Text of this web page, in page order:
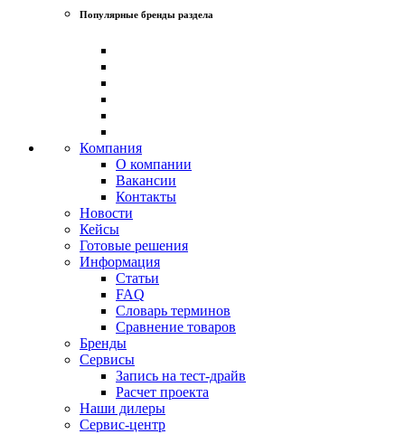
Популярные бренды раздела
Компания
О компании
Вакансии
Контакты
Новости
Кейсы
Готовые решения
Информация
Статьи
FAQ
Словарь терминов
Сравнение товаров
Бренды
Сервисы
Запись на тест-драйв
Расчет проекта
Наши дилеры
Сервис-центр